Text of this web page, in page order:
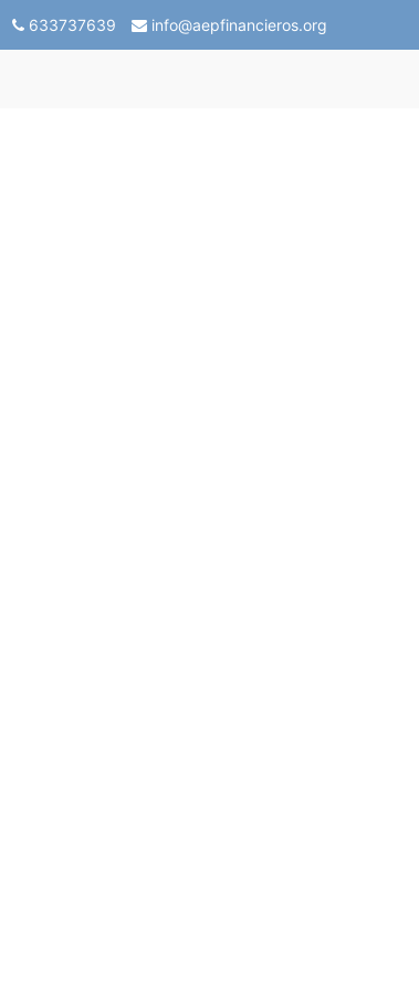
633737639 info@aepfinancieros.org